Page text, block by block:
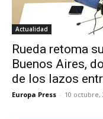
Actualidad
Rueda retoma
Buenos Aires,
de los lazos
Europa Press - 10 octubre,